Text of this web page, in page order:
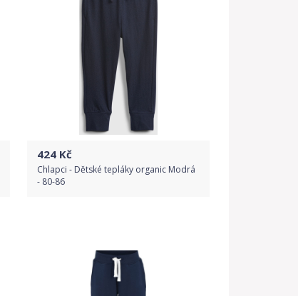
424 Kč
Chlapci - Dětské tepláky organic Modrá
- 80-86
Detail produktu